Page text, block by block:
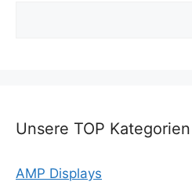
Unsere TOP Kategorien
AMP Displays